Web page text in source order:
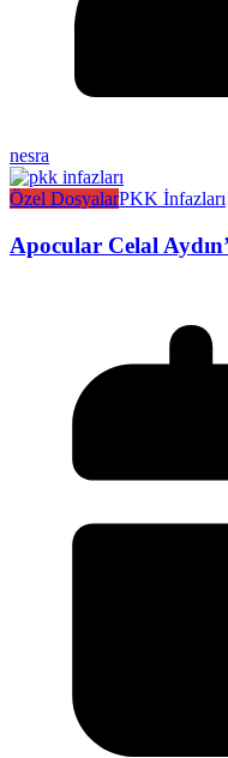
nesra
Özel DosyalarPKK İnfazları
Apocular Celal